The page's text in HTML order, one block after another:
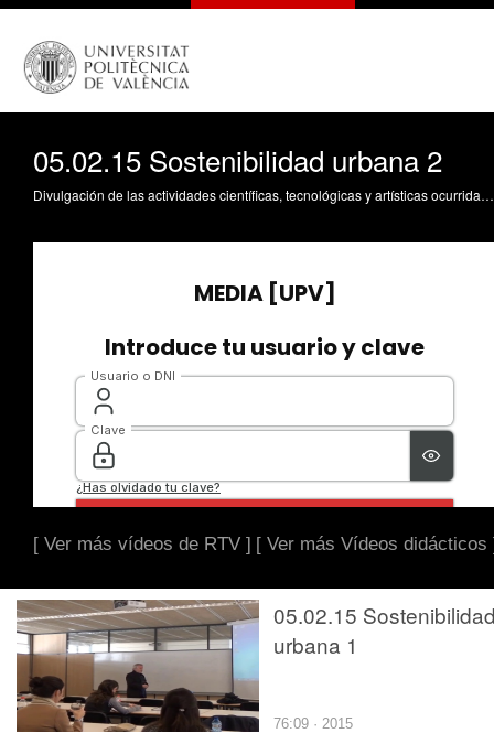
05.02.15 Sostenibilidad urbana 2
Divulgación de las actividades científicas, tecnológicas y artísticas ocurridas en los tres campus de la UPV
[ Ver más vídeos de RTV ] [ Ver más Vídeos didácticos
05.02.15
urbana 1
76:09 · 2015